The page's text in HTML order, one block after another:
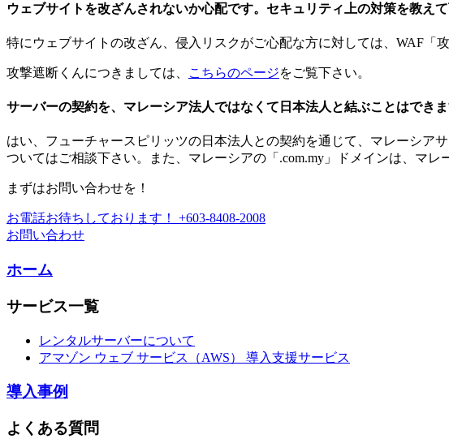
ウェブサイトを改ざんされないか心配です。セキュリティ上の対策を教えて
特にウェブサイトの改ざん、侵入リスクがご心配な方に対しては、WAF「
攻撃遮断くんにつきましては、 こちらのページをご覧下さい。
サーバーの契約を、マレーシア法人ではなくて日本法人と結ぶことはできま
はい、フューチャースピリッツの日本法人との契約を通じて、マレーシア
ついてはご相談下さい。また、マレーシアの「.com.my」ドメインは、マ
まずはお問い合わせを！
お電話お待ちしております！
+603-8408-2008
お問い合わせ
ホーム
サービス一覧
レンタルサーバーについて
アマゾン ウェブ サービス（AWS） 導入支援サービス
導入事例
よくある質問